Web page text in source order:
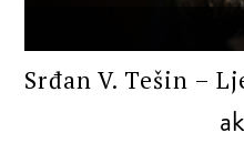
Srđan V. Tešin –